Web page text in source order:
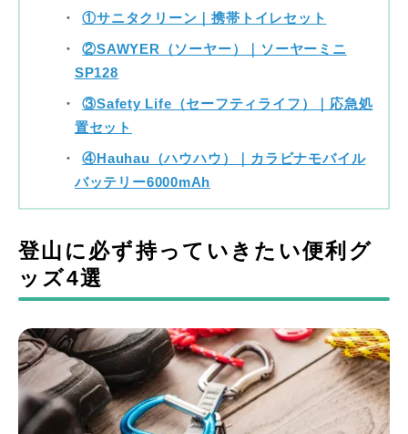
①サニタクリーン｜携帯トイレセット
②SAWYER（ソーヤー）｜ソーヤーミニ
SP128
③Safety Life（セーフティライフ）｜応急処
置セット
④Hauhau（ハウハウ）｜カラビナモバイル
バッテリー6000mAh
登山に必ず持っていきたい便利グ
ッズ4選